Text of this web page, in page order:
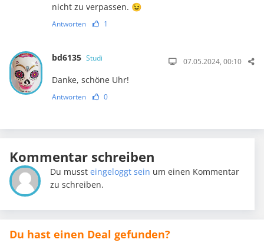
nicht zu ver­passen. 😉
Antworten 1
bd6135 Studi 07.05.2024, 00:10
Danke, schöne Uhr!
Antworten 0
Kommentar schreiben
Du mussteingeloggt sein um einen Kommentar
zu schreiben.
Du hast einen Deal gefunden?